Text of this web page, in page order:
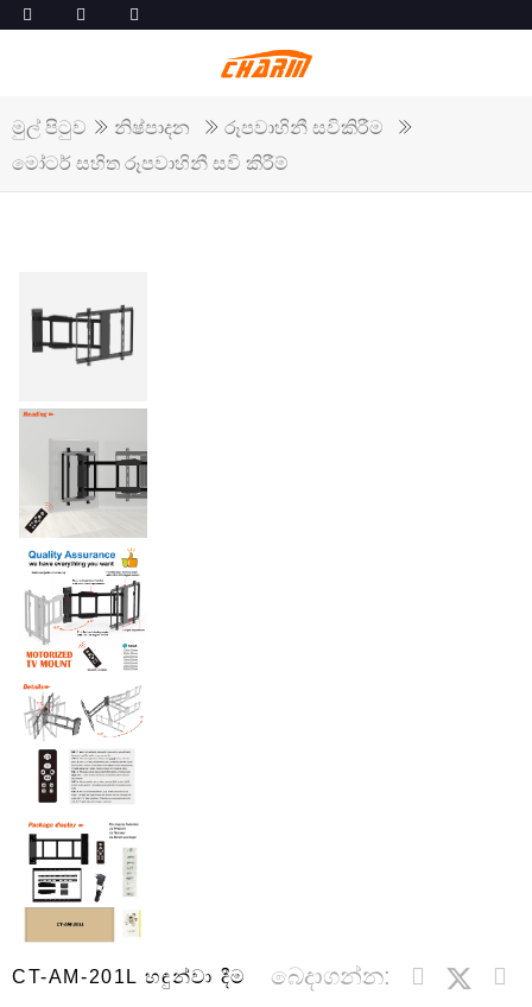
මුල් පිටුව නිෂ්පාදන
රූපවාහිනී සවිකිරීම
මෝටර් සහිත රූපවාහිනී සවි කිරීම්
CT-AM-201L හඳුන්වා දීම බෙදාගන්න: